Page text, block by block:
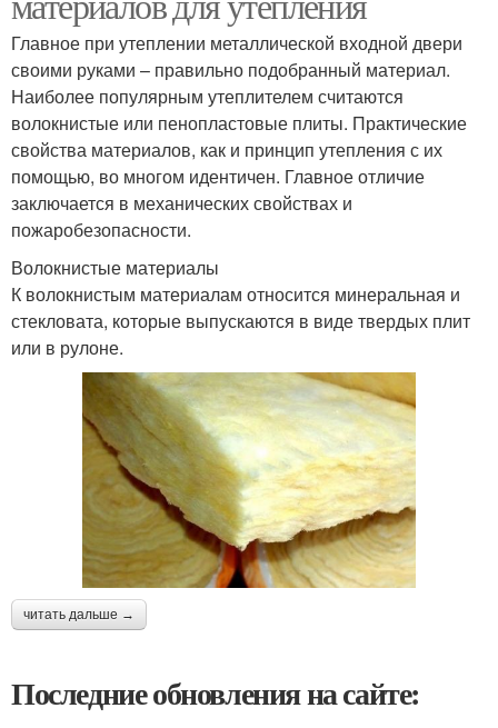
Главное при утеплении металлической входной двери
своими руками – правильно подобранный материал.
Наиболее популярным утеплителем считаются
волокнистые или пенопластовые плиты. Практические
свойства материалов, как и принцип утепления с их
помощью, во многом идентичен. Главное отличие
заключается в механических свойствах и
пожаробезопасности.
Волокнистые материалы
К волокнистым материалам относится минеральная и
стекловата, которые выпускаются в виде твердых плит
или в рулоне.
читать дальше →
Последние обновления на сайте: